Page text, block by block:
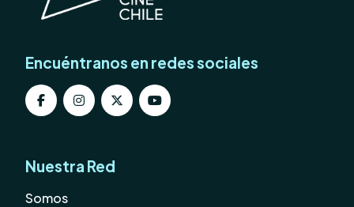
Encuéntranos en redes sociales
Nuestra Red
Somos